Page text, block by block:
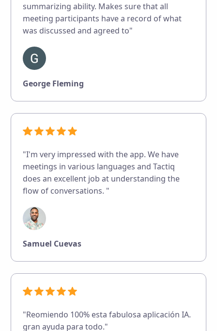
summarizing ability. Makes sure that all
meeting participants have a record of what
was discussed and agreed to"
George Fleming
"I'm very impressed with the app. We have
meetings in various languages and Tactiq
does an excellent job at understanding the
flow of conversations. "
Samuel Cuevas
"Reomiendo 100% esta fabulosa aplicación IA.
gran ayuda para todo."